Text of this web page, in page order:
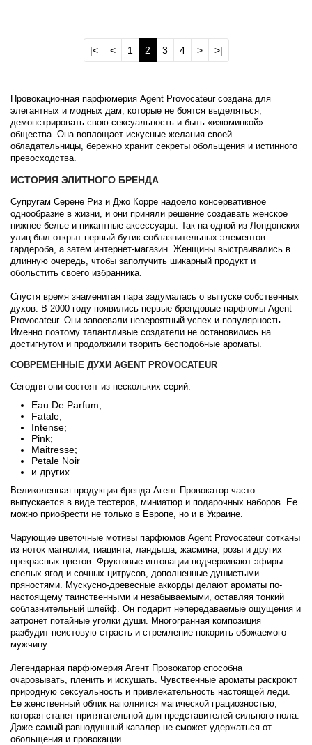
|< < 1 2 3 4 > >|
Провокационная парфюмерия Agent Provocateur создана для
элегантных и модных дам, которые не боятся выделяться,
демонстрировать свою сексуальность и быть «изюминкой»
общества. Она воплощает искусные желания своей
обладательницы, бережно хранит секреты обольщения и истинного
превосходства.
ИСТОРИЯ ЭЛИТНОГО БРЕНДА
Супругам Серене Риз и Джо Корре надоело консервативное
однообразие в жизни, и они приняли решение создавать женское
нижнее белье и пикантные аксессуары. Так на одной из Лондонских
улиц был открыт первый бутик соблазнительных элементов
гардероба, а затем интернет-магазин. Женщины выстраивались в
длинную очередь, чтобы заполучить шикарный продукт и
обольстить своего избранника.
Спустя время знаменитая пара задумалась о выпуске собственных
духов. В 2000 году появились первые брендовые парфюмы Agent
Provocateur. Они завоевали невероятный успех и популярность.
Именно поэтому талантливые создатели не остановились на
достигнутом и продолжили творить бесподобные ароматы.
СОВРЕМЕННЫЕ ДУХИ AGENT PROVOCATEUR
Сегодня они состоят из нескольких серий:
Eau De Parfum;
Fatale;
Intense;
Pink;
Maitresse;
Petale Noir
и других.
Великолепная продукция бренда Агент Провокатор часто
выпускается в виде тестеров, миниатюр и подарочных наборов. Ее
можно приобрести не только в Европе, но и в Украине.
Чарующие цветочные мотивы парфюмов Agent Provocateur сотканы
из ноток магнолии, гиацинта, ландыша, жасмина, розы и других
прекрасных цветов. Фруктовые интонации подчеркивают эфиры
спелых ягод и сочных цитрусов, дополненные душистыми
пряностями. Мускусно-древесные аккорды делают ароматы по-
настоящему таинственными и незабываемыми, оставляя тонкий
соблазнительный шлейф. Он подарит непередаваемые ощущения и
затронет потайные уголки души. Многогранная композиция
разбудит неистовую страсть и стремление покорить обожаемого
мужчину.
Легендарная парфюмерия Агент Провокатор способна
очаровывать, пленить и искушать. Чувственные ароматы раскроют
природную сексуальность и привлекательность настоящей леди.
Ее женственный облик наполнится магической грациозностью,
которая станет притягательной для представителей сильного пола.
Даже самый равнодушный кавалер не сможет удержаться от
обольщения и провокации.
Byblos
Byredo
Cafe Parfums
Cale Fragranze d'Autore
Calvin Klein
Calypso Christiane Celle
Canali
Carner Barcelona
Carolina Herrera
Caron
Carrera
Carrera Jeans Parfums
Carthusia
Cartier
Caudalie
Celine Dion